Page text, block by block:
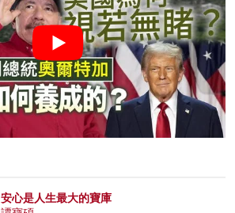
安心是人生最大的寶庫